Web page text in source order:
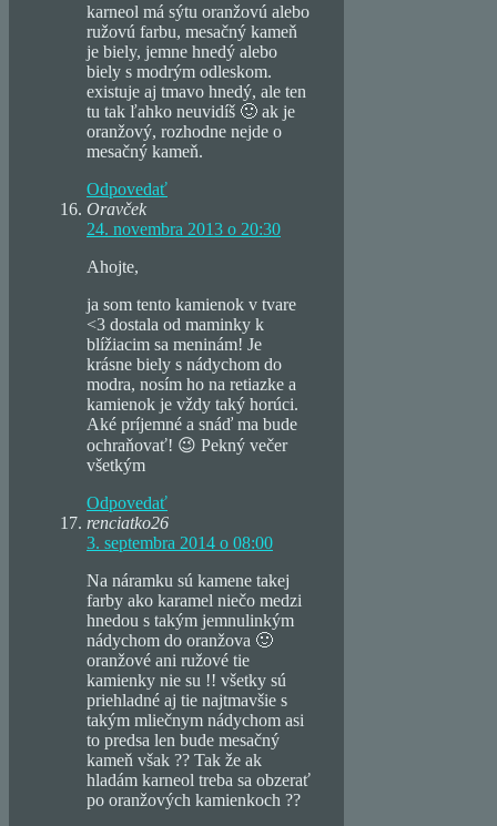
karneol má sýtu oranžovú alebo
ružovú farbu, mesačný kameň
je biely, jemne hnedý alebo
biely s modrým odleskom.
existuje aj tmavo hnedý, ale ten
tu tak ľahko neuvidíš 🙂 ak je
oranžový, rozhodne nejde o
mesačný kameň.
Odpovedať
Oravček
24. novembra 2013 o 20:30
Ahojte,
ja som tento kamienok v tvare
<3 dostala od maminky k
blížiacim sa meninám! Je
krásne biely s nádychom do
modra, nosím ho na retiazke a
kamienok je vždy taký horúci.
Aké príjemné a snáď ma bude
ochraňovať! 😉 Pekný večer
všetkým
Odpovedať
renciatko26
3. septembra 2014 o 08:00
Na náramku sú kamene takej
farby ako karamel niečo medzi
hnedou s takým jemnulinkým
nádychom do oranžova 🙂
oranžové ani ružové tie
kamienky nie su !! všetky sú
priehladné aj tie najtmavšie s
takým mliečnym nádychom asi
to predsa len bude mesačný
kameň však ?? Tak že ak
hladám karneol treba sa obzerať
po oranžových kamienkoch ??